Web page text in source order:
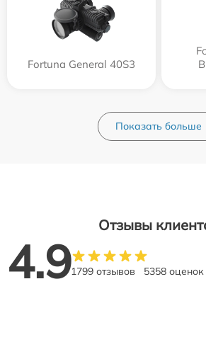
Fortuna General 40S3
Показать больше
Отзывы
4.91799 отзывов 5358 оценок